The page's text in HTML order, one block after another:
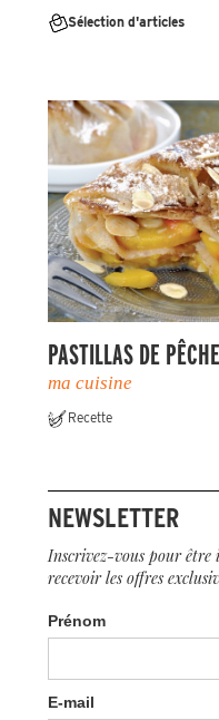
Sélection d'articles
PASTILLAS DE
ma cuisine
Recette
NEWSLETTER
Inscrivez-vous pour être
recevoir les offres
Prénom
E-mail